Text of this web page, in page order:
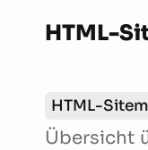
HTML-
HTML-
Übersicht